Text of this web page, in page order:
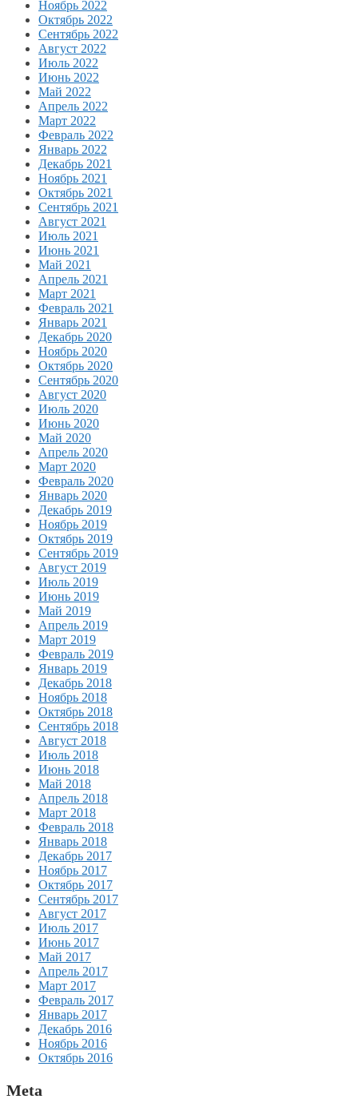
Ноябрь 2022
Октябрь 2022
Сентябрь 2022
Август 2022
Июль 2022
Июнь 2022
Май 2022
Апрель 2022
Март 2022
Февраль 2022
Январь 2022
Декабрь 2021
Ноябрь 2021
Октябрь 2021
Сентябрь 2021
Август 2021
Июль 2021
Июнь 2021
Май 2021
Апрель 2021
Март 2021
Февраль 2021
Январь 2021
Декабрь 2020
Ноябрь 2020
Октябрь 2020
Сентябрь 2020
Август 2020
Июль 2020
Июнь 2020
Май 2020
Апрель 2020
Март 2020
Февраль 2020
Январь 2020
Декабрь 2019
Ноябрь 2019
Октябрь 2019
Сентябрь 2019
Август 2019
Июль 2019
Июнь 2019
Май 2019
Апрель 2019
Март 2019
Февраль 2019
Январь 2019
Декабрь 2018
Ноябрь 2018
Октябрь 2018
Сентябрь 2018
Август 2018
Июль 2018
Июнь 2018
Май 2018
Апрель 2018
Март 2018
Февраль 2018
Январь 2018
Декабрь 2017
Ноябрь 2017
Октябрь 2017
Сентябрь 2017
Август 2017
Июль 2017
Июнь 2017
Май 2017
Апрель 2017
Март 2017
Февраль 2017
Январь 2017
Декабрь 2016
Ноябрь 2016
Октябрь 2016
Meta